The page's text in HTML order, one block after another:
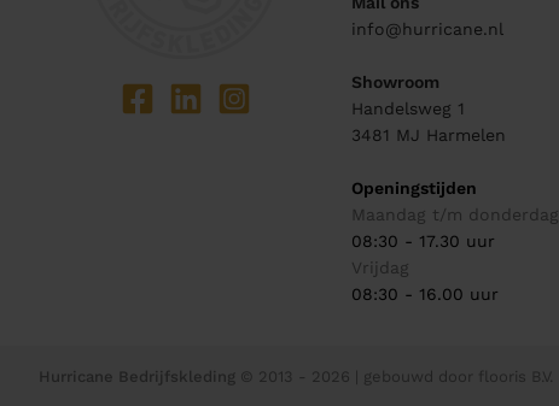
info@hurricane.nl
Showroom
Handelsweg 1
3481 MJ Harmelen
Openingstijden
Maandag t/m donderdag
08:30 - 17.30 uur
Vrijdag
08:30 - 16.00 uur
Hurricane Bedrijfskleding © 2013 - 2026 | gebouwd door flooris B.V.